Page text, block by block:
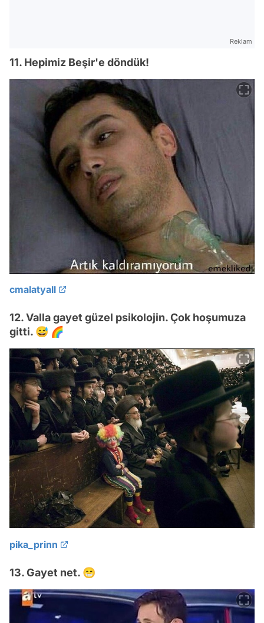
Reklam
11. Hepimiz Beşir'e döndük!
cmalatyall
12. Valla gayet güzel psikolojin. Çok hoşumuza
gitti. 😅 🌈
pika_prinn
13. Gayet net. 😁